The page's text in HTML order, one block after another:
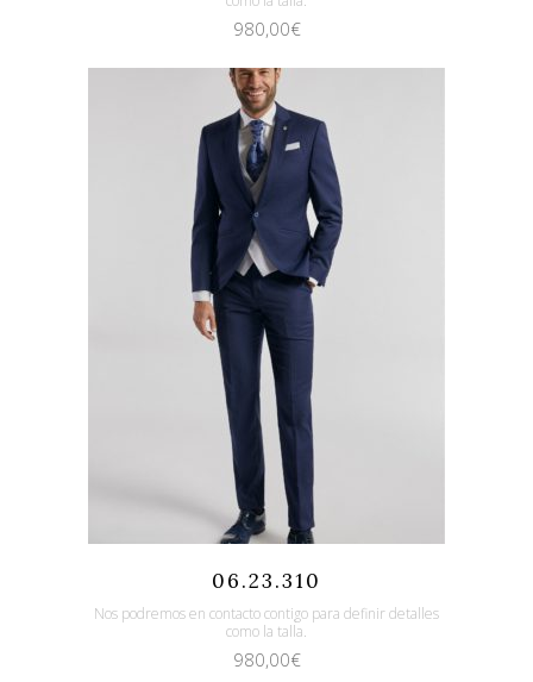
980,00€
06.23.310
Nos podremos en contacto contigo para definir detalles
como la talla.
980,00€